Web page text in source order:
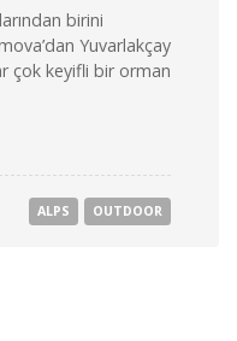
birini
Yuvarlakçay
çok keyifli bir orman
ALPS OUTDOOR